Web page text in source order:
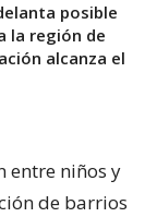
posible
la región de
alcanza el
entre niños y
de barrios